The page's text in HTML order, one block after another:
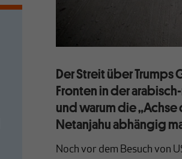
Der Streit über
Fronten in der
und warum die
Netanjahu abhängig
Noch vor dem Besuch von